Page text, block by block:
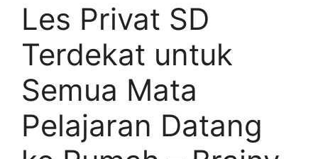
Les Privat SD
Terdekat untuk
Semua Mata
Pelajaran Datang